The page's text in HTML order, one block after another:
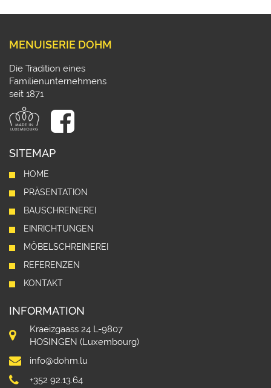
MENUISERIE DOHM
Die Tradition eines
Familienunternehmens
seit 1871
SITEMAP
HOME
PRÄSENTATION
BAUSCHREINEREI
EINRICHTUNGEN
MÖBELSCHREINEREI
REFERENZEN
KONTAKT
INFORMATION
Kraeizgaass 24 L-9807
HOSINGEN (Luxembourg)
info@dohm.lu
+352 92.13.64